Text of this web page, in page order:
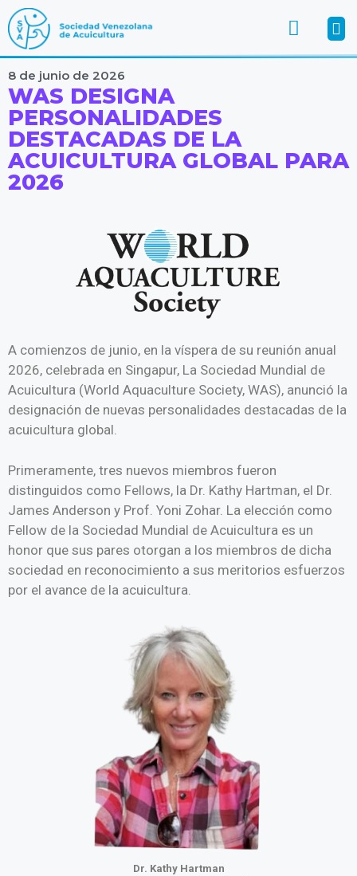
8 de junio de 2026
WAS DESIGNA
PERSONALIDADES
DESTACADAS DE LA
ACUICULTURA GLOBAL PARA
2026
A comienzos de junio, en la víspera de su reunión anual
2026, celebrada en Singapur, La Sociedad Mundial de
Acuicultura (World Aquaculture Society, WAS), anunció la
designación de nuevas personalidades destacadas de la
acuicultura global.
Primeramente, tres nuevos miembros fueron
distinguidos como Fellows, la Dr. Kathy Hartman, el Dr.
James Anderson y Prof. Yoni Zohar. La elección como
Fellow de la Sociedad Mundial de Acuicultura es un
honor que sus pares otorgan a los miembros de dicha
sociedad en reconocimiento a sus meritorios esfuerzos
por el avance de la acuicultura.
Dr. Kathy Hartman